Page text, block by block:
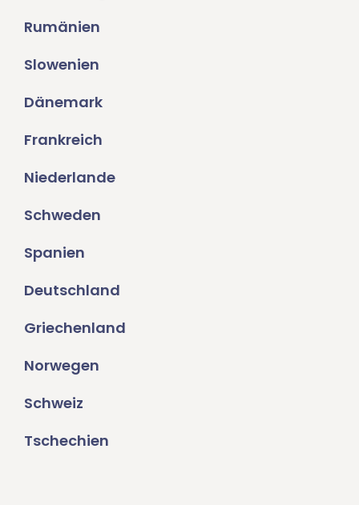
Rumänien
Slowenien
Dänemark
Frankreich
Niederlande
Schweden
Spanien
Deutschland
Griechenland
Norwegen
Schweiz
Tschechien